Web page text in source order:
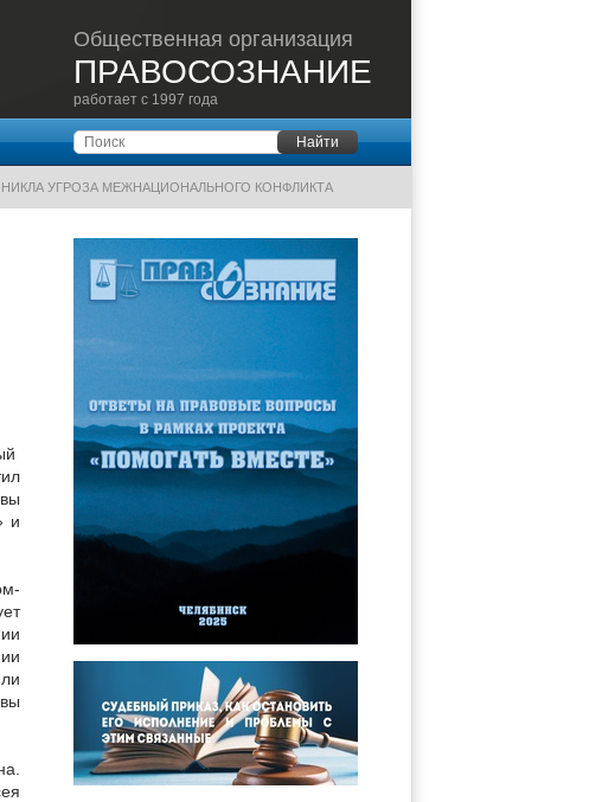
Общественная организация
ПРАВОСОЗНАНИЕ
работает с 1997 года
Поиск Найти
УГРОЗА МЕЖНАЦИОНАЛЬНОГО КОНФЛИКТА
и